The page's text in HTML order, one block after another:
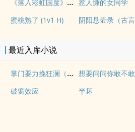
惹人慊的女同学
蜜桃熟了 (1v1 H)
最近入库小说
掌门要力挽狂澜（重生NPH) 想要问问你敢不敢
破窗效应
半坏